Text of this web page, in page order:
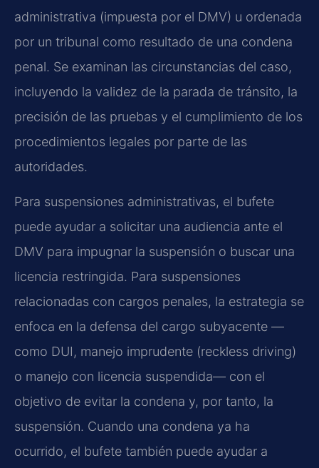
administrativa (impuesta por el DMV) u ordenada
por un tribunal como resultado de una condena
penal. Se examinan las circunstancias del caso,
incluyendo la validez de la parada de tránsito, la
precisión de las pruebas y el cumplimiento de los
procedimientos legales por parte de las
autoridades.
Para suspensiones administrativas, el bufete
puede ayudar a solicitar una audiencia ante el
DMV para impugnar la suspensión o buscar una
licencia restringida. Para suspensiones
relacionadas con cargos penales, la estrategia se
enfoca en la defensa del cargo subyacente —
como DUI, manejo imprudente (reckless driving)
o manejo con licencia suspendida— con el
objetivo de evitar la condena y, por tanto, la
suspensión. Cuando una condena ya ha
ocurrido, el bufete también puede ayudar a